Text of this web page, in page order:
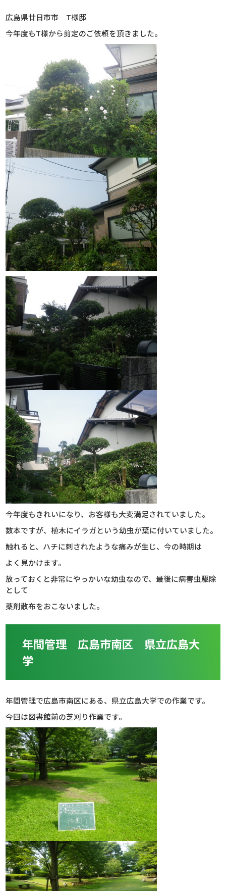
広島県廿日市市 T様邸
今年度もT様から剪定のご依頼を頂きました。
今年度もきれいになり、お客様も大変満足されていました。
数本ですが、植木にイラガという幼虫が葉に付いていました。
触れると、ハチに刺されたような痛みが生じ、今の時期は
よく見かけます。
放っておくと非常にやっかいな幼虫なので、最後に病害虫駆除
として
薬剤散布をおこないました。
年間管理 広島市南区 県立広島大
学
年間管理で広島市南区にある、県立広島大学での作業です。
今回は図書館前の芝刈り作業です。